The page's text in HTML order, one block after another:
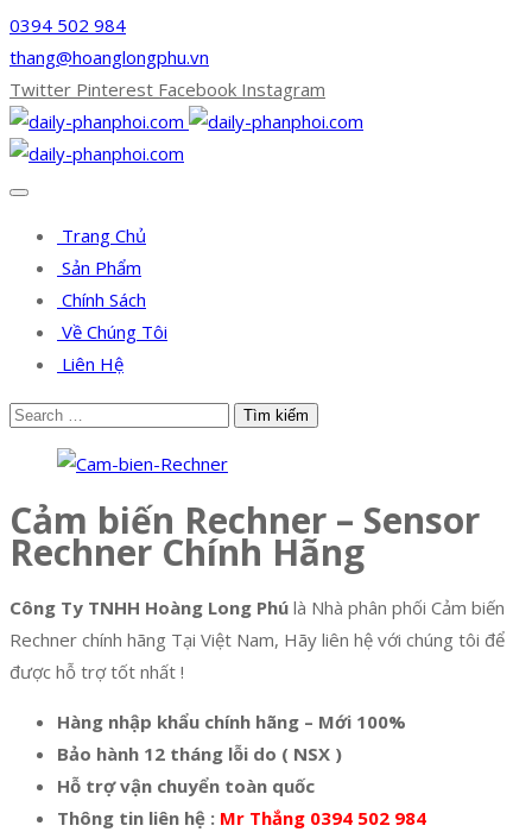
0394 502 984
thang@hoanglongphu.vn
Twitter Pinterest Facebook Instagram
Trang Chủ
Sản Phẩm
Chính Sách
Về Chúng Tôi
Liên Hệ
Cảm biến Rechner – Sensor
Rechner Chính Hãng
Công Ty TNHH Hoàng Long Phú là Nhà phân phối Cảm biến
Rechner chính hãng Tại Việt Nam, Hãy liên hệ với chúng tôi để
được hỗ trợ tốt nhất !
Hàng nhập khẩu chính hãng – Mới 100%
Bảo hành 12 tháng lỗi do ( NSX )
Hỗ trợ vận chuyển toàn quốc
Thông tin liên hệ : Mr Thắng 0394 502 984